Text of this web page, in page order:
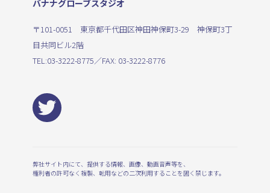
バナナグローブスタジオ
〒101-0051 東京都千代田区神田神保町3-29 神保町3丁
目共同ビル2階
TEL:03-3222-8775／FAX: 03-3222-8776
弊社サイト内にて、提供する情報、画像、動画音声等を、
権利者の許可なく複製、転用などの二次利用することを固く禁じます。